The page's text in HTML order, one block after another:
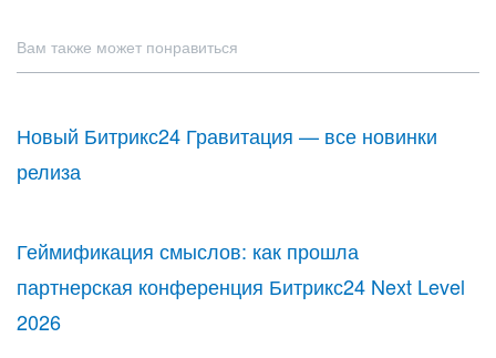
Вам также может понравиться
Новый Битрикс24 Гравитация — все новинки
релиза
Геймификация смыслов: как прошла
партнерская конференция Битрикс24 Next Level
2026